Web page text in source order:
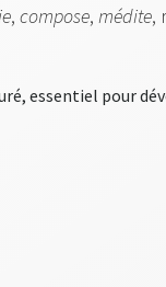
, compose, médite,
essentiel pour